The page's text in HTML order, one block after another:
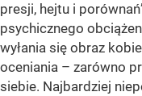
presji, hejtu i
psychicznego
wyłania się obraz
oceniania – zarówno
siebie. Najbardziej